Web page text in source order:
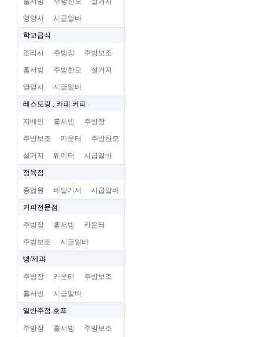
영양사 시급알바
학교급식
조리사 주방장 주방보조
홀서빙 주방찬모 설거지
영양사 시급알바
레스토랑 , 카페 커피
지배인 홀서빙 주방장
주방보조 카운터 주방찬모
설거지 웨이터 시급알바
정육점
종업원 배달기사 시급알바
커피전문점
주방장 홀서빙 카운터
주방보조 시급알바
빵/제과
주방장 카운터 주방보조
홀서빙 시급알바
일반주점.호프
주방장 홀서빙 주방보조